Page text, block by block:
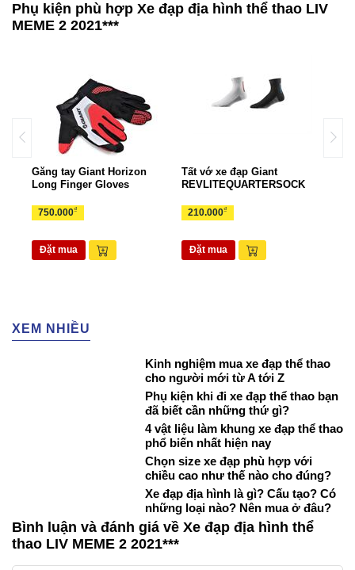
Phụ kiện phù hợp Xe đạp địa hình thể thao LIV
MEME 2 2021***
Găng tay Giant Horizon
Long Finger Gloves
750.000₫
Đặt mua
Tất vớ xe đạp Giant
REVLITEQUARTERSOCK
210.000₫
Đặt mua
XEM NHIỀU
Kinh nghiệm mua xe đạp thể thao
cho người mới từ A tới Z
Phụ kiện khi đi xe đạp thể thao bạn
đã biết cần những thứ gì?
4 vật liệu làm khung xe đạp thể thao
phổ biến nhất hiện nay
Chọn size xe đạp phù hợp với
chiều cao như thế nào cho đúng?
Xe đạp địa hình là gì? Cấu tạo? Có
những loại nào? Nên mua ở đâu?
Bình luận và đánh giá về Xe đạp địa hình thể
thao LIV MEME 2 2021***